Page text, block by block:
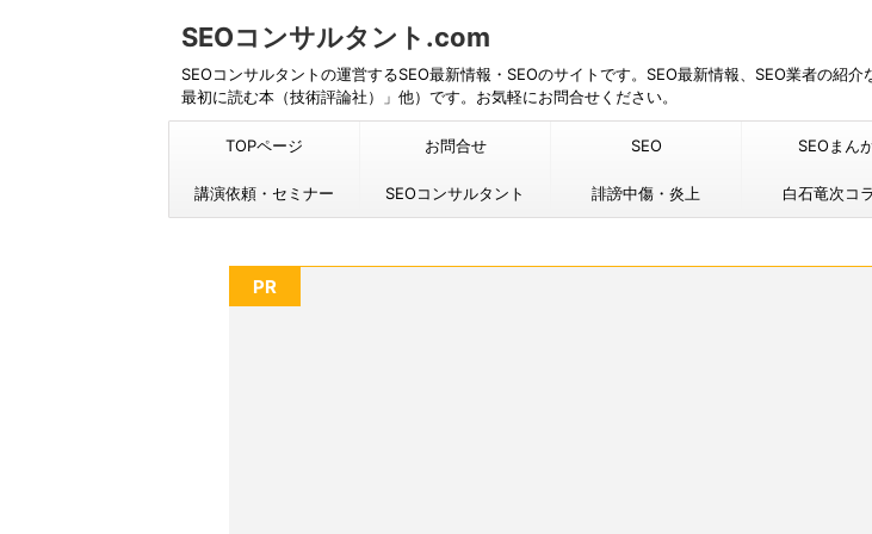
SEOコンサルタント.com
SEOコンサルタントの運営するSEO最新情報・SEOのサイトです。SEO最新情報、SEO業者の紹
最初に読む本（技術評論社）」他）です。お気軽にお問合せください。
TOPページ お問合せ SEO SEOまん
講演依頼・セミナー SEOコンサルタント 誹謗中傷・炎上 白石竜次コ
PR